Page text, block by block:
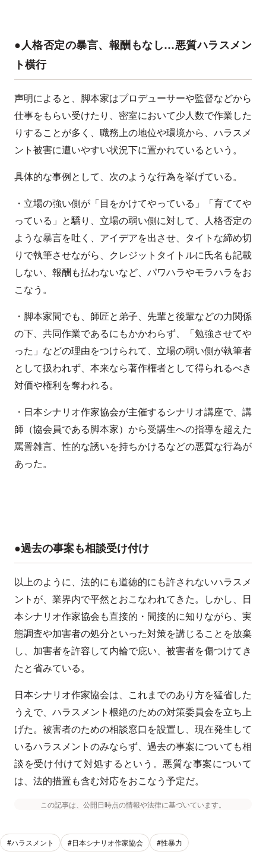
●人格否定の暴言、報酬もなし…悪質ハラスメン
ト横行
声明によると、脚本家はプロデューサーや監督などから
仕事をもらい受けたり、密室において少人数で作業した
りすることが多く、職務上の地位や環境から、ハラスメ
ント被害に遭いやすい状況下に置かれているという。
具体的な事例として、次のような行為を挙げている。
・立場の強い側が「目をかけてやっている」「育ててや
っている」と驕り、立場の弱い側に対して、人格否定の
ような暴言を吐く、アイデアを出させ、タイトな締め切
りで執筆させながら、クレジットタイトルに氏名も記載
しない、報酬も払わないなど、パワハラやモラハラをお
こなう。
・脚本家間でも、師匠と弟子、先輩と後輩などの力関係
の下、共同作業であるにもかかわらず、「勉強させてや
った」などの理由をつけられて、立場の弱い側が執筆者
として扱われず、本来なら著作権者として得られるべき
対価や権利を奪われる。
・日本シナリオ作家協会が主催するシナリオ講座で、講
師（協会員である脚本家）から受講生への指導を超えた
罵詈雑言、性的な誘いを持ちかけるなどの悪質な行為が
あった。
●過去の事案も相談受け付け
以上のように、法的にも道徳的にも許されないハラスメ
ントが、業界内で平然とおこなわれてきた。しかし、日
本シナリオ作家協会も直接的・間接的に知りながら、実
態調査や加害者の処分といった対策を講じることを放棄
し、加害者を許容して内輪で庇い、被害者を傷つけてき
たと省みている。
日本シナリオ作家協会は、これまでのあり方を猛省した
うえで、ハラスメント根絶のための対策委員会を立ち上
げた。被害者のための相談窓口を設置し、現在発生して
いるハラスメントのみならず、過去の事案についても相
談を受け付けて対処するという。悪質な事案について
は、法的措置も含む対応をおこなう予定だ。
この記事は、公開日時点の情報や法律に基づいています。
#ハラスメント #日本シナリオ作家協会 #性暴力